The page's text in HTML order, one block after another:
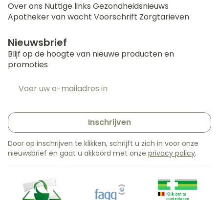
Over ons Nuttige links Gezondheidsnieuws
Apotheker van wacht Voorschrift Zorgtarieven
Nieuwsbrief
Blijf op de hoogte van nieuwe producten en
promoties
Inschrijven
Door op inschrijven te klikken, schrijft u zich in voor onze
nieuwsbrief en gaat u akkoord met onze privacy policy.